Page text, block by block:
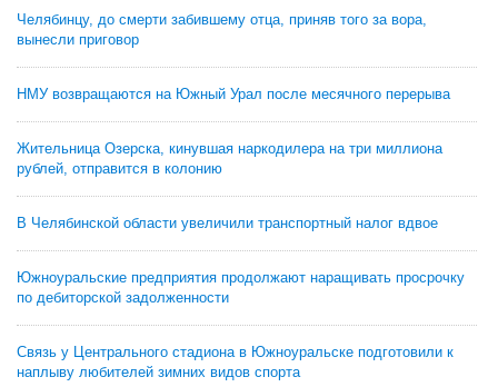
Челябинцу, до смерти забившему отца, приняв того за вора,
вынесли приговор
НМУ возвращаются на Южный Урал после месячного перерыва
Жительница Озерска, кинувшая наркодилера на три миллиона
рублей, отправится в колонию
В Челябинской области увеличили транспортный налог вдвое
Южноуральские предприятия продолжают наращивать просрочку
по дебиторской задолженности
Связь у Центрального стадиона в Южноуральске подготовили к
наплыву любителей зимних видов спорта